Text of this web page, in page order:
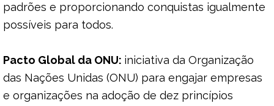
padrões e proporcionando conquistas igualmente
possíveis para todos.
Pacto Global da ONU: iniciativa da Organização
das Nações Unidas (ONU) para engajar empresas
e organizações na adoção de dez princípios